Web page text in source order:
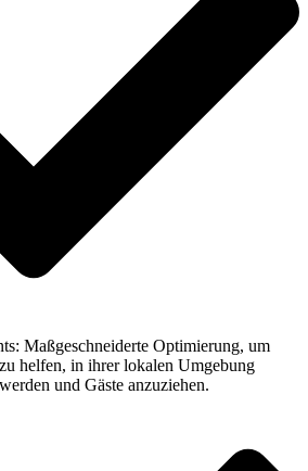
Maßgeschneiderte Optimierung, um
helfen, in ihrer lokalen Umgebung
und Gäste anzuziehen.